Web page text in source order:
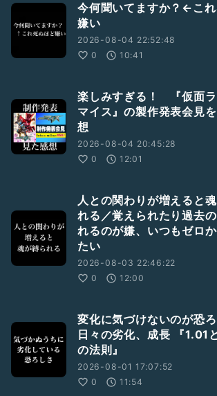
今何聞いてますか？←こ
嫌い
2026-08-04 22:52:48
0
10:41
楽しみすぎる！ 『仮面
マイス』の製作発表会見
想
2026-08-04 20:45:28
0
12:01
人との関わりが増えると
れる／覚えられたり過去
れるのが嫌、いつもゼロ
たい
2026-08-03 22:46:22
0
12:00
変化に気づけないのが恐
日々の劣化、成長 『1.01
の法則』
2026-08-01 17:07:52
0
11:54